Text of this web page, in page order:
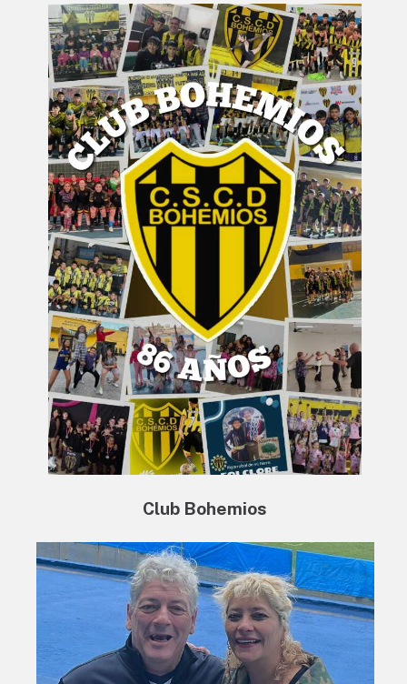
Club Bohemios